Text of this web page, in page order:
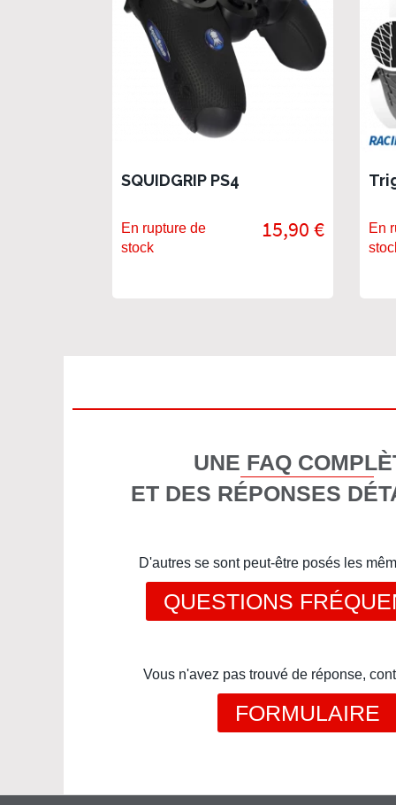
SQUIDGRIP PS4
En rupture de
stock
15,90 €
En
UNE FAQ
ET DES RÉPONSES
D'autres se sont peut-être posés les
QUESTIONS
Vous n'avez pas trouvé de réponse,
FORMULAIRE